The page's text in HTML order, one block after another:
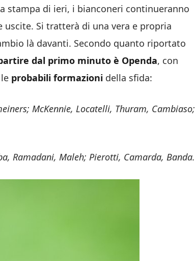
stampa di ieri, i bianconeri continueranno
Si tratterà di una vera e propria
là davanti. Secondo quanto riportato
dal primo minuto è Openda, con
probabili formazioni della sfida:
McKennie, Locatelli, Thuram, Cambiaso;
Ramadani, Maleh; Pierotti, Camarda, Banda.